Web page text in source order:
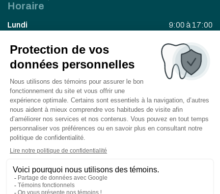
Horaire
Lundi 9:00 à 17:00
Mardi 9:00 à 17:00
Mercredi 9:00 à 20:00
Jeudi
Vendredi 8:30 à 16:00
Besoin d’un rendez-vous?
Contactez-nous dès maintenant!